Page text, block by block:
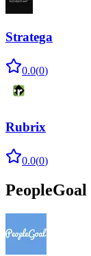
Stratega
0.0(0)
Rubrix
0.0(0)
PeopleGoal